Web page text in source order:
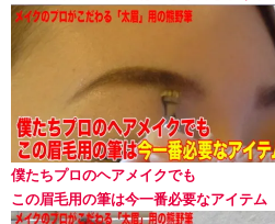
僕たちプロのヘアメイクでも
この眉毛用の筆は今一番必要なアイテム